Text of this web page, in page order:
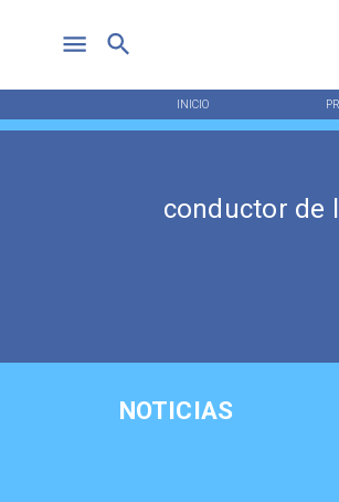
INICIO
conductor de
NOTICIAS